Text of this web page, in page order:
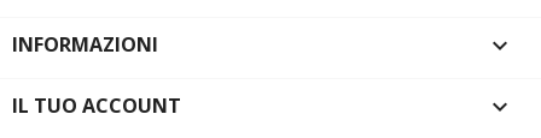
INFORMAZIONI 
IL TUO ACCOUNT 